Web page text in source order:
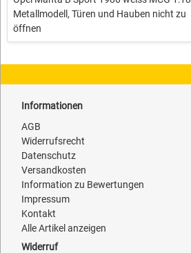
Metallmodell, Türen und Hauben nicht zu
öffnen
Informationen
AGB
Widerrufsrecht
Datenschutz
Versandkosten
Information zu Bewertungen
Impressum
Kontakt
Alle Artikel anzeigen
Widerruf